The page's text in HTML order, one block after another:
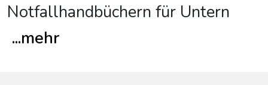
Notfallhandbüchern für Untern
...mehr